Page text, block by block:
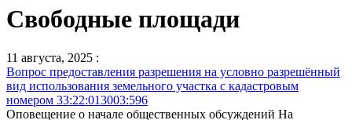
Свободные площади
11 августа, 2025 :
Вопрос предоставления разрешения на условно разрешённый
вид использования земельного участка с кадастровым
номером 33:22:013003:596
Оповещение о начале общественных обсуждений На